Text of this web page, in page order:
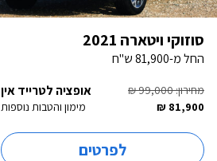
סוזוקי ויטארה 2021
החל מ-81,900 ש"ח
אופציה לטרייד אין
מחירון: 99,000 ₪
מימון והטבות נוספות
81,900 ₪
לפרטים